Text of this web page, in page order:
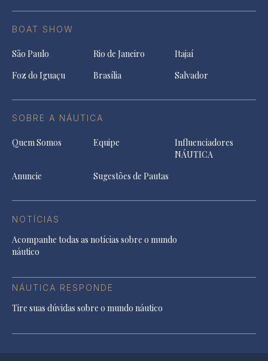
BOAT SHOW
São Paulo Rio de Janeiro
Itajaí
Foz do Iguaçu
Brasília Salvador
SOBRE A NÁUTICA
Quem Somos Equipe
Influenciadores
NÁUTICA
Anuncie
Sugestões de Pautas
NOTÍCIAS
Acompanhe todas as notícias sobre o mundo
náutico
NÁUTICA RESPONDE
Tire suas dúvidas sobre o mundo náutico